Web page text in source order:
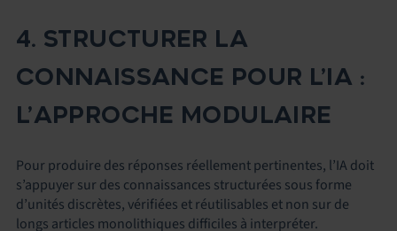
4. STRUCTURER LA
CONNAISSANCE POUR L’IA :
L’APPROCHE MODULAIRE
Pour produire des réponses réellement pertinentes, l’IA doit
s’appuyer sur des connaissances structurées sous forme
d’unités discrètes, vérifiées et réutilisables et non sur de
longs articles monolithiques difficiles à interpréter.